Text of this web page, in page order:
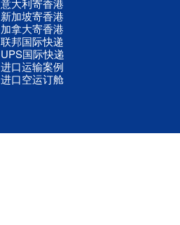
新加坡寄香港
加拿大寄香港
联邦国际快递
UPS国际快递
进口运输案例
进口空运订舱